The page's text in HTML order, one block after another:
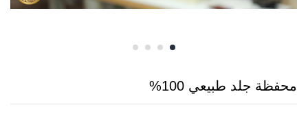
محفظة جلد طبيعي 100%